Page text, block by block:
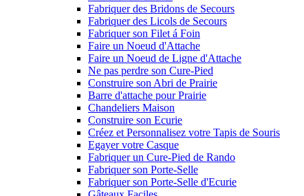
Fabriquer des Bridons de Secours
Fabriquer des Licols de Secours
Fabriquer son Filet á Foin
Faire un Noeud d'Attache
Faire un Noeud de Ligne d'Attache
Ne pas perdre son Cure-Pied
Construire son Abri de Prairie
Barre d'attache pour Prairie
Chandeliers Maison
Construire son Ecurie
Créez et Personnalisez votre Tapis de Souris
Egayer votre Casque
Fabriquer un Cure-Pied de Rando
Fabriquer son Porte-Selle
Fabriquer son Porte-Selle d'Ecurie